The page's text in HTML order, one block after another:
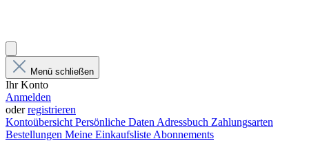
Menü schließen
Ihr Konto
Anmelden
oderregistrieren
Kontoübersicht Persönliche Daten Adressbuch Zahlungsarten
Bestellungen Meine Einkaufsliste Abonnements